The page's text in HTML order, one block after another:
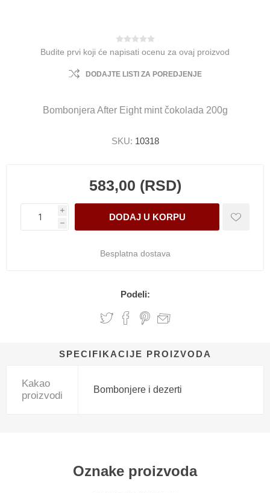
Budite prvi koji će napisati ocenu za ovaj proizvod
DODAJTE LISTI ZA POREDJENJE
Bombonjera After Eight mint čokolada 200g
SKU: 10318
583,00 (RSD)
i
h
Besplatna dostava
Podeli:
SPECIFIKACIJE PROIZVODA
Kakao
proizvodi
Bombonjere i dezerti
Oznake proizvoda